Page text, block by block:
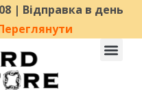
| Відправка в день